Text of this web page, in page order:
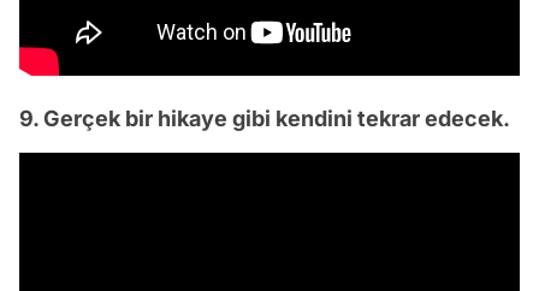
9. Gerçek bir hikaye gibi kendini tekrar edecek.